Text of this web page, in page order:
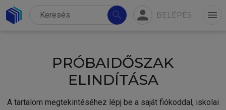
search person BELÉPÉS menu
PRÓBAIDŐSZAK
ELINDÍTÁSA
A tartalom megtekintéséhez lépj be a saját fiókoddal, iskolai